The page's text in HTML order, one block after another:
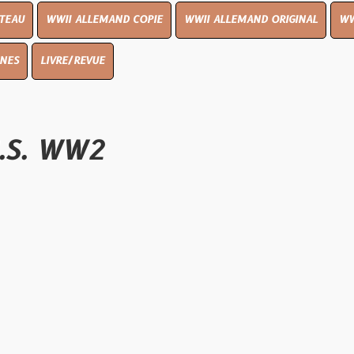
ALLEMAND COPIE WWII ALLEMAND ORIGINAL WWII UK